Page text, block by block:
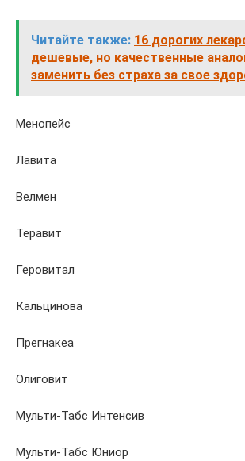
Читайте также: 16 дорогих
дешевые, но качественные
заменить без страха за свое
Менопейс
Лавита
Велмен
Теравит
Геровитал
Кальцинова
Прегнакеа
Олиговит
Мульти-Табс Интенсив
Мульти-Табс Юниор